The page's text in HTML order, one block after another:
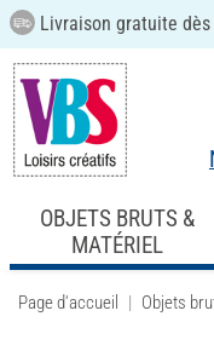
Livraison gratuite dès
OBJETS BRUTS &
MATÉRIEL
Page d'accueil Objets